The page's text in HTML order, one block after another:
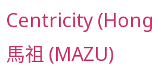
Centricity
馬祖 (MAZU)